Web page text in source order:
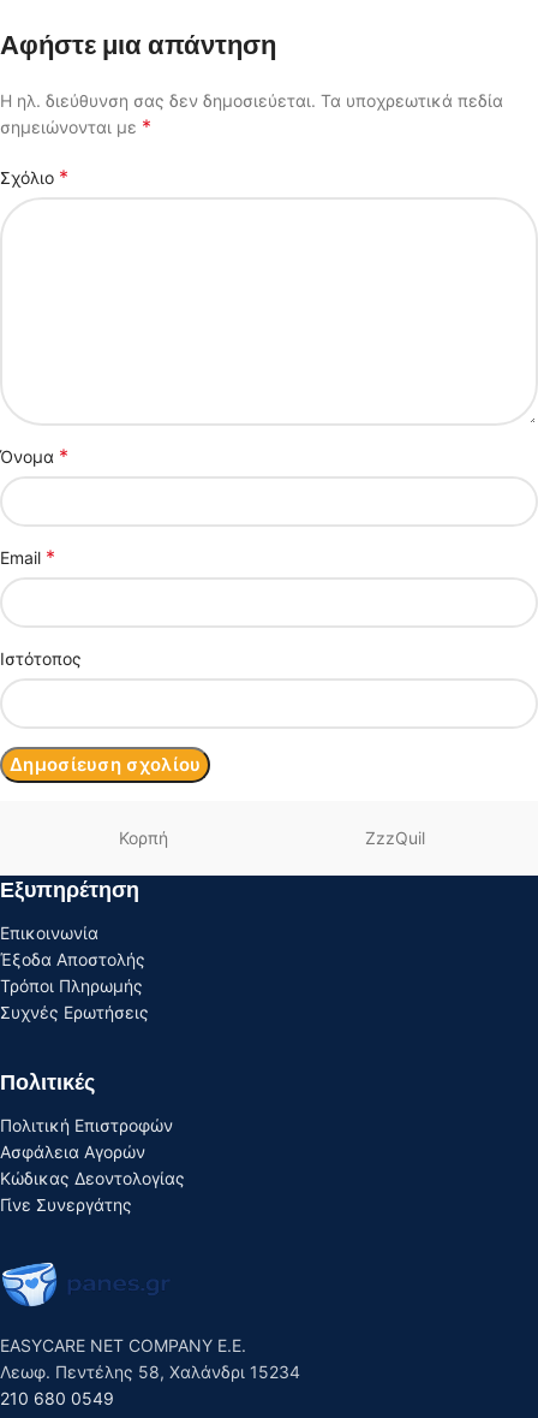
Αφήστε μια απάντηση
Η ηλ. διεύθυνση σας δεν δημοσιεύεται. Τα υποχρεωτικά πεδία
σημειώνονται με *
Σχόλιο *
Όνομα *
Email *
Ιστότοπος
Κορπή ZzzQuil
Εξυπηρέτηση
Επικοινωνία
Έξοδα Αποστολής
Τρόποι Πληρωμής
Συχνές Ερωτήσεις
Πολιτικές
Πολιτική Επιστροφών
Ασφάλεια Αγορών
Κώδικας Δεοντολογίας
Γίνε Συνεργάτης
EASYCARE NET COMPANY E.E.
Λεωφ. Πεντέλης 58, Χαλάνδρι 15234
210 680 0549